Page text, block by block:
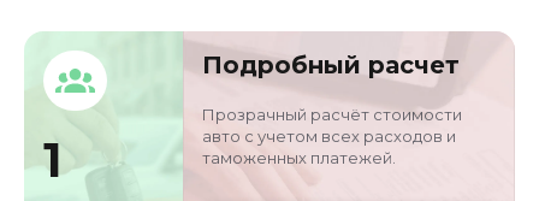
Кузов
седан
LE4AG4CB2RL37157
Объём двигателя
1.5 л
Цвет
1
Подробный расчет
Прозрачный расчёт стоимости
авто с учетом всех расходов и
таможенных платежей.